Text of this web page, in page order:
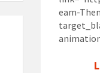
eam-